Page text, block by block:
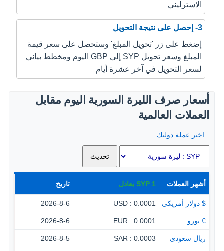
الاسترليني
3- إحصل على نتيجة التحويل
إضغط على زر 'تحويل المبلغ' وستحصل على سعر قيمة
المبلغ وسعر تحويل SYP إلى GBP اليوم ومخطط بياني
لسعر التحويل في آخر عشرة أيام
أسعار صرف الليرة السورية اليوم مقابل
العملات العالمية
اختر عملة دولتك :
أشهر العملات 1
SYP يعادل تاريخ
$ دولار أمريكي 0.0001 : USD
2026-8-6
€ يورو 0.0001 : EUR
2026-8-6
ريال سعودي 0.0003 : SAR
2026-8-5